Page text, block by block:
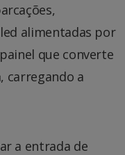
alimentadas por
que converte
carregando a
a entrada de